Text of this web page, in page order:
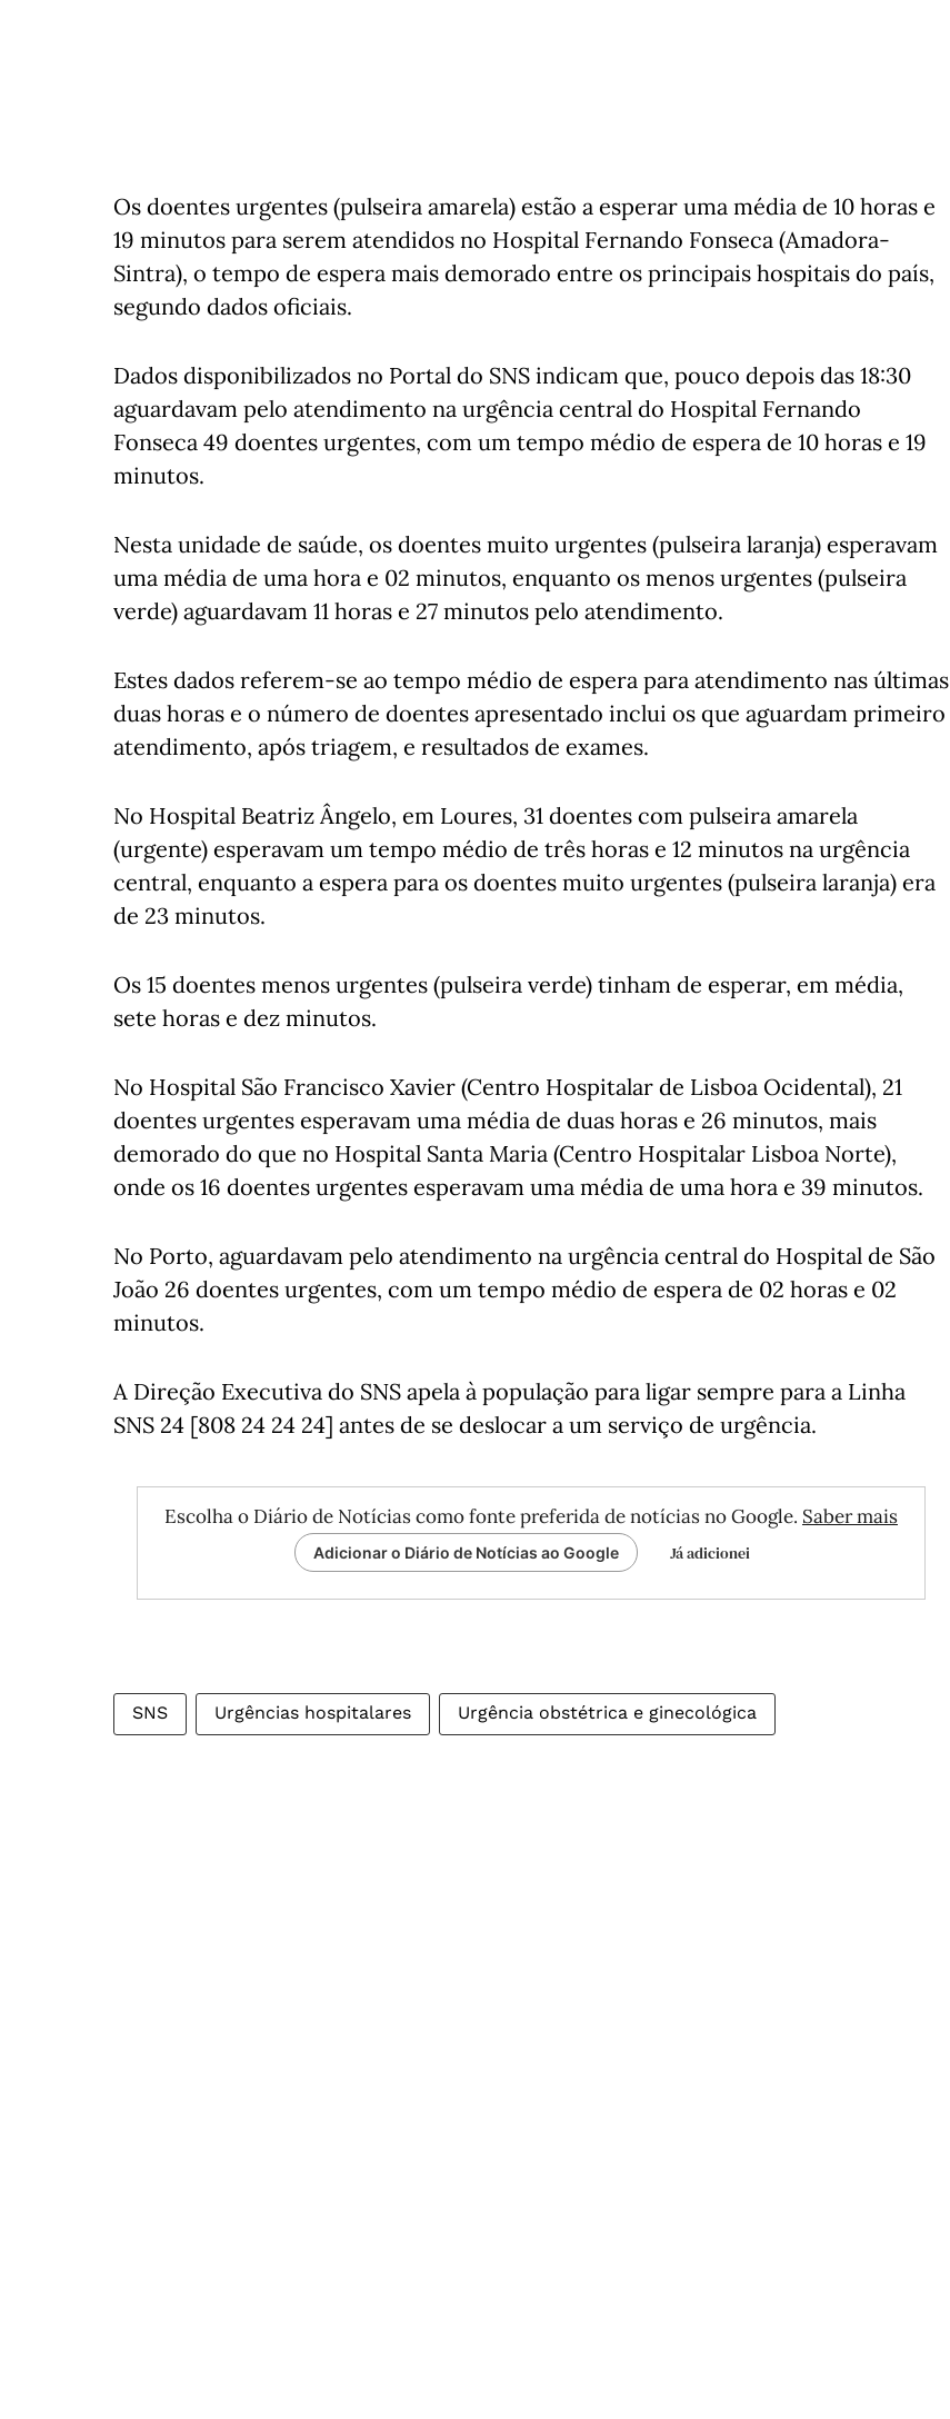
Os doentes urgentes (pulseira amarela) estão a esperar uma média de 10 horas e
19 minutos para serem atendidos no Hospital Fernando Fonseca (Amadora-
Sintra), o tempo de espera mais demorado entre os principais hospitais do país,
segundo dados oficiais.
Dados disponibilizados no Portal do SNS indicam que, pouco depois das 18:30
aguardavam pelo atendimento na urgência central do Hospital Fernando
Fonseca 49 doentes urgentes, com um tempo médio de espera de 10 horas e 19
minutos.
Nesta unidade de saúde, os doentes muito urgentes (pulseira laranja) esperavam
uma média de uma hora e 02 minutos, enquanto os menos urgentes (pulseira
verde) aguardavam 11 horas e 27 minutos pelo atendimento.
Estes dados referem-se ao tempo médio de espera para atendimento nas últimas
duas horas e o número de doentes apresentado inclui os que aguardam primeiro
atendimento, após triagem, e resultados de exames.
No Hospital Beatriz Ângelo, em Loures, 31 doentes com pulseira amarela
(urgente) esperavam um tempo médio de três horas e 12 minutos na urgência
central, enquanto a espera para os doentes muito urgentes (pulseira laranja) era
de 23 minutos.
Os 15 doentes menos urgentes (pulseira verde) tinham de esperar, em média,
sete horas e dez minutos.
No Hospital São Francisco Xavier (Centro Hospitalar de Lisboa Ocidental), 21
doentes urgentes esperavam uma média de duas horas e 26 minutos, mais
demorado do que no Hospital Santa Maria (Centro Hospitalar Lisboa Norte),
onde os 16 doentes urgentes esperavam uma média de uma hora e 39 minutos.
No Porto, aguardavam pelo atendimento na urgência central do Hospital de São
João 26 doentes urgentes, com um tempo médio de espera de 02 horas e 02
minutos.
A Direção Executiva do SNS apela à população para ligar sempre para a Linha
SNS 24 [808 24 24 24] antes de se deslocar a um serviço de urgência.
Escolha o Diário de Notícias como fonte preferida de notícias no Google. Saber mais
Adicionar o Diário de Notícias ao Google Já adicionei
SNS Urgências hospitalares Urgência obstétrica e ginecológica